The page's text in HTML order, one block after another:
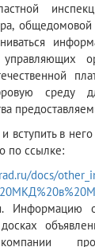
управляющих
среду
вступить в
по ссылке:
docs/